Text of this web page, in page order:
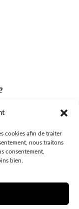
cookies afin de traiter
nous traitons
consentement,
bien.